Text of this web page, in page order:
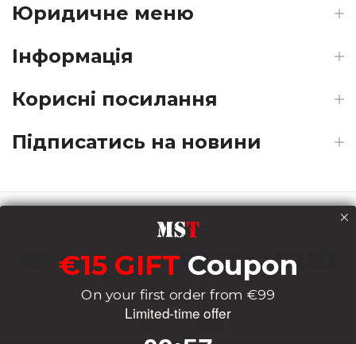
Юридичне меню
Інформація
Корисні посилання
Підписатись на новини
Payments
Delivery
€15 GIFT Coupon
On your first order from €99
Limited-time offer